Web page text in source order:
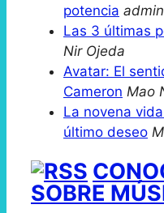
potencia admin
Las 3 últimas
Nir Ojeda
Avatar: El
Cameron Mao
La novena
último deseo
SOBRE